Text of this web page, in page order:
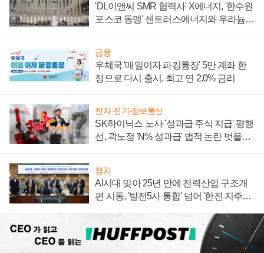
'DL이앤씨 SMR 협력사' X에너지, '한수원
포스코 동맹' 센트러스에너지와 우라늄
금융
우체국 '매일이자 파킹통장' 5만 계좌 한
정으로 다시 출시, 최고 연 2.0% 금리
전자·전기·정보통신
SK하이닉스 노사 '성과급 주식 지급' 평행
선, 곽노정 'N% 성과급' 법적 논란 벗을지
정치
AI시대 맞아 25년 만에 전력산업 구조개
편 시동, '발전5사 통합' 넘어 '한전 지주사'